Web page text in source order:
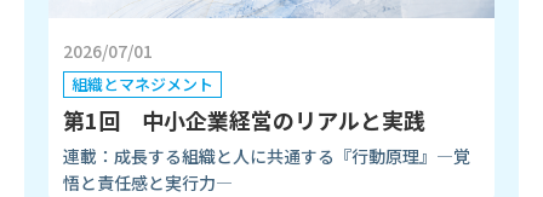
2026/07/01
組織とマネジメント
第1回 中小企業経営のリアルと実践
連載：成長する組織と人に共通する『行動原理』―覚
悟と責任感と実行力―